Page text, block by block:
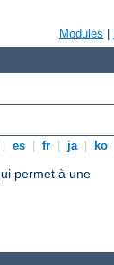
Modules
es fr ja ko
permet à une